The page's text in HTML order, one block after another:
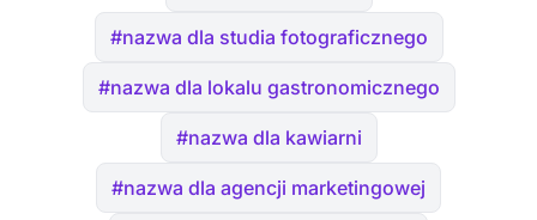
#nazwa dla studia fotograficznego
#nazwa dla lokalu gastronomicznego
#nazwa dla kawiarni
#nazwa dla agencji marketingowej